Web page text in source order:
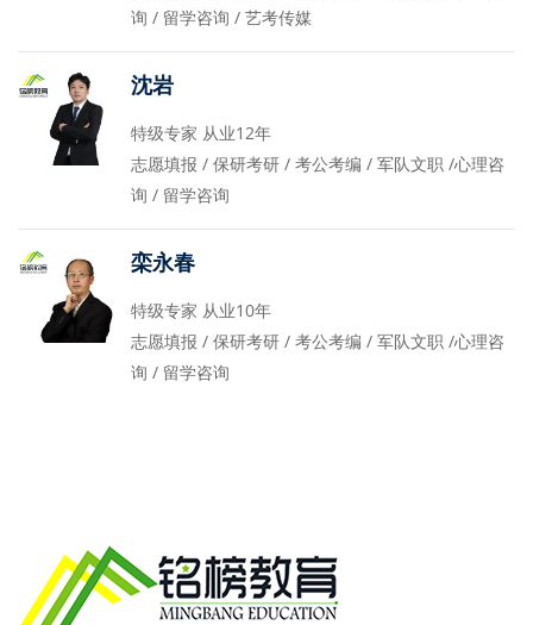
询 / 留学咨询 / 艺考传媒
沈岩
特级专家 从业12年
志愿填报 / 保研考研 / 考公考编 / 军队文职 /心理咨
询 / 留学咨询
栾永春
特级专家 从业10年
志愿填报 / 保研考研 / 考公考编 / 军队文职 /心理咨
询 / 留学咨询